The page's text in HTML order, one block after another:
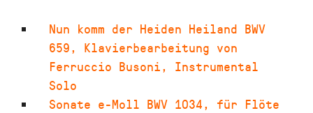
Nun komm der Heiden Heiland BWV
659, Klavierbearbeitung von
Ferruccio Busoni, Instrumental
Solo
Sonate e-Moll BWV 1034, für Flöte